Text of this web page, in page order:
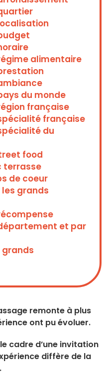
alimentaire
du monde
française
française
du
food
terrasse
de coeur
grands
et par
grands
remonte à plus
ont pu évoluer.
cadre d’une invitation
diffère de la